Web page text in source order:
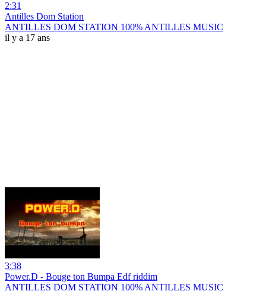
2:31
Antilles Dom Station
ANTILLES DOM STATION 100% ANTILLES MUSIC
il y a 17 ans
3:38
Power.D - Bouge ton Bumpa Edf riddim
ANTILLES DOM STATION 100% ANTILLES MUSIC